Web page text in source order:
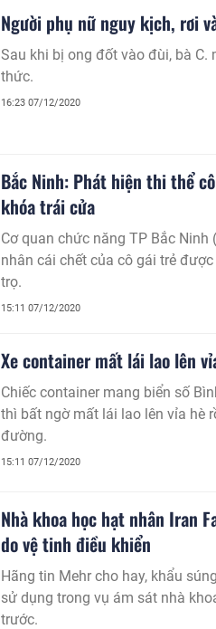
Người phụ nữ nguy kịch, rơi
Sau khi bị ong đốt vào đùi, bà
thức.
16:23 07/12/2020
Bắc Ninh: Phát hiện thi thể
khóa trái cửa
Cơ quan chức năng TP Bắc
nhân cái chết của cô gái trẻ
trọ.
15:11 07/12/2020
Xe container mất lái lao lên
Chiếc container mang biển số
thì bất ngờ mất lái lao lên vỉa hè
đường.
15:11 07/12/2020
Nhà khoa học hạt nhân Iran
do vệ tinh điều khiển
Hãng tin Mehr cho hay, khẩu
sử dụng trong vụ ám sát nhà
trước.